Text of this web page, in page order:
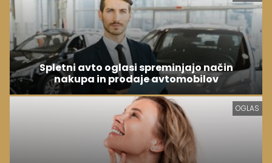
Spletni avto oglasi spreminjajo način
nakupa in prodaje avtomobilov
OGLAS